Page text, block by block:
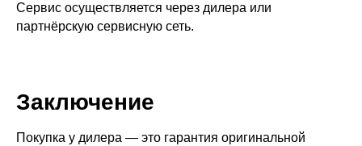
Сервис осуществляется через дилера или
партнёрскую сервисную сеть.
Заключение
Покупка у дилера — это гарантия оригинальной